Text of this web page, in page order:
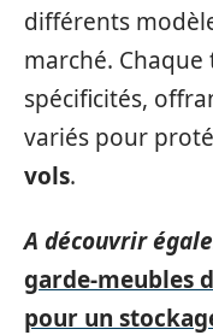
différents
marché.
spécificités,
variés pour
vols.
A découvrir
garde-meubles
pour un